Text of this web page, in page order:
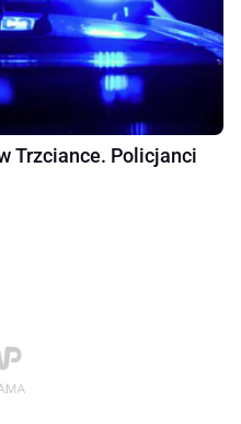
Trzciance. Policjanci